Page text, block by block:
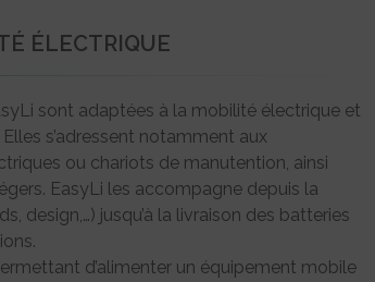
ÉLECTRIQUE
sont adaptées à la mobilité électrique et
s’adressent notamment aux
ou chariots de manutention, ainsi
EasyLi les accompagne depuis la
design,…) jusqu’à la livraison des batteries
d’alimenter un équipement mobile